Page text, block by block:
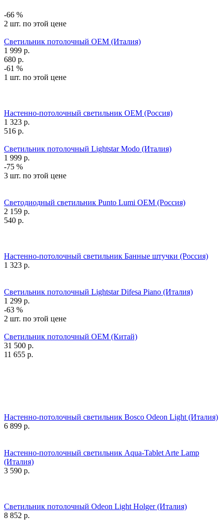
-66 %
2 шт. по этой цене
Светильник потолочный OEM (Италия)
1 999 р.
680 р.
-61 %
1 шт. по этой цене
Настенно-потолочный светильник OEM (Россия)
1 323 р.
516 р.
Светильник потолочный Lightstar Modo (Италия)
1 999 р.
-75 %
3 шт. по этой цене
Светодиодный светильник Punto Lumi OEM (Россия)
2 159 р.
540 р.
Настенно-потолочный светильник Банные штучки (Россия)
1 323 р.
Светильник потолочный Lightstar Difesa Piano (Италия)
1 299 р.
-63 %
2 шт. по этой цене
Светильник потолочный OEM (Китай)
31 500 р.
11 655 р.
Настенно-потолочный светильник Bosco Odeon Light (Италия)
6 899 р.
Настенно-потолочный светильник Aqua-Tablet Arte Lamp
(Италия)
3 590 р.
Светильник потолочный Odeon Light Holger (Италия)
8 852 р.